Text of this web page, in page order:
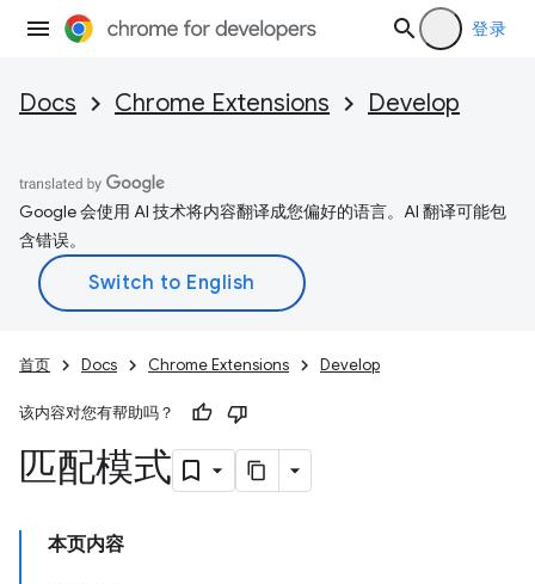
登录
Docs Chrome Extensions Develop
Google 会使用 AI 技术将内容翻译成您偏好的语言。AI 翻译可能包
含错误。
首页 Docs Chrome Extensions Develop
该内容对您有帮助吗？
匹配模式
本页内容